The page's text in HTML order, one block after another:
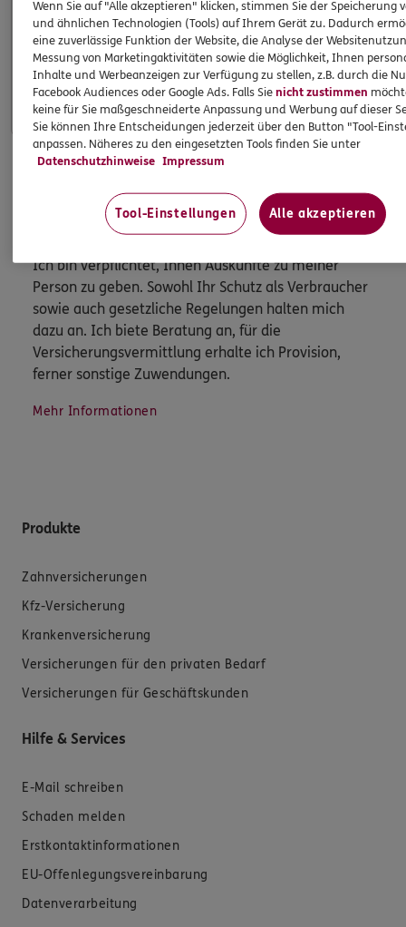
Apps & Mobile Services
Mehr
Wichtiges aus dem Vermittlerrecht
Ich bin verpflichtet, Ihnen Auskünfte zu meiner
Person zu geben. Sowohl Ihr Schutz als Verbraucher
sowie auch gesetzliche Regelungen halten mich
dazu an. Ich biete Beratung an, für die
Versicherungsvermittlung erhalte ich Provision,
ferner sonstige Zuwendungen.
Mehr Informationen
Produkte
Zahnversicherungen
Kfz-Versicherung
Krankenversicherung
Versicherungen für den privaten Bedarf
Versicherungen für Geschäftskunden
Hilfe & Services
E-Mail schreiben
Schaden melden
Erstkontaktinformationen
EU-Offenlegungsvereinbarung
Datenverarbeitung
Wenn Sie auf "Alle akzeptieren" klicken, stimmen Sie der Speicherung
und ähnlichen Technologien (Tools) auf Ihrem Gerät zu. Dadurch
eine zuverlässige Funktion der Website, die Analyse der
Messung von Marketingaktivitäten sowie die Möglichkeit, Ihnen
Inhalte und Werbeanzeigen zur Verfügung zu stellen, z.B. durch die
Facebook Audiences oder Google Ads. Falls Sienicht zustimmen
keine für Sie maßgeschneiderte Anpassung und Werbung auf dieser
Sie können Ihre Entscheidungen jederzeit über den Button "Tool-
anpassen. Näheres zu den eingesetzten Tools finden Sie unter
Datenschutzhinweise Impressum
Tool-Einstellungen Alle akzeptieren